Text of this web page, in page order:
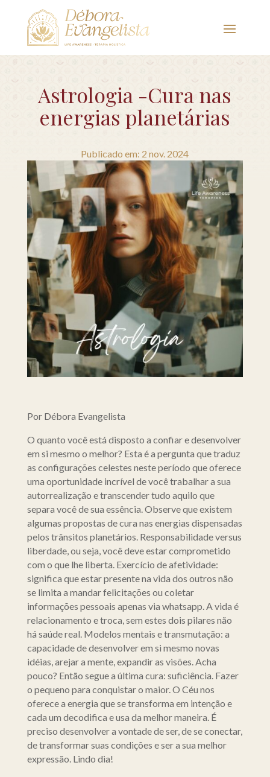
Astrologia -Cura nas
energias planetárias
Publicado em: 2 nov. 2024
Por Débora Evangelista
O quanto você está disposto a confiar e desenvolver
em si mesmo o melhor? Esta é a pergunta que traduz
as configurações celestes neste período que oferece
uma oportunidade incrível de você trabalhar a sua
autorrealização e transcender tudo aquilo que
separa você de sua essência. Observe que existem
algumas propostas de cura nas energias dispensadas
pelos trânsitos planetários. Responsabilidade versus
liberdade, ou seja, você deve estar comprometido
com o que lhe liberta. Exercício de afetividade:
significa que estar presente na vida dos outros não
se limita a mandar felicitações ou coletar
informações pessoais apenas via whatsapp. A vida é
relacionamento e troca, sem estes dois pilares não
há saúde real. Modelos mentais e transmutação: a
capacidade de desenvolver em si mesmo novas
idéias, arejar a mente, expandir as visões. Acha
pouco? Então segue a última cura: suficiência. Fazer
o pequeno para conquistar o maior. O Céu nos
oferece a energia que se transforma em intenção e
cada um decodifica e usa da melhor maneira. É
preciso desenvolver a vontade de ser, de se conectar,
de transformar suas condições e ser a sua melhor
expressão. Lindo dia!